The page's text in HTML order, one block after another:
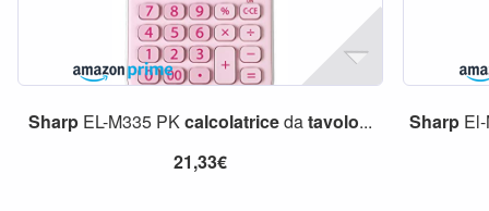
SharpEL-M335 PKcalcolatricedatavolo...
21,33€
Sharp